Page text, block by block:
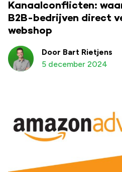
Kanaalconflicten:
B2B-bedrijven direct
webshop
Door Bart Rietjens
5 december 2024